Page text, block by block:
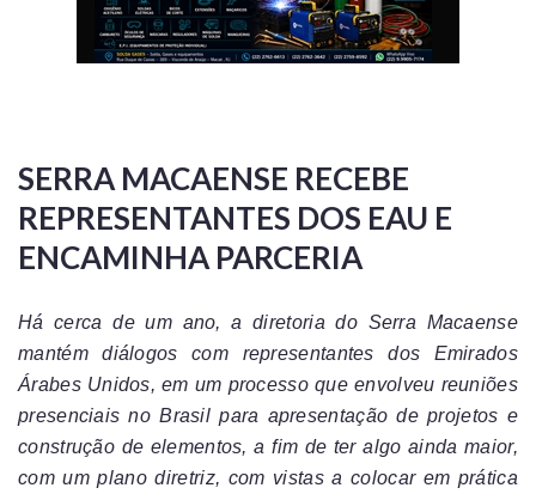
SERRA MACAENSE RECEBE
REPRESENTANTES DOS EAU E
ENCAMINHA PARCERIA
Há cerca de um ano, a diretoria do Serra Macaense
mantém diálogos com representantes dos Emirados
Árabes Unidos, em um processo que envolveu reuniões
presenciais no Brasil para apresentação de projetos e
construção de elementos, a fim de ter algo ainda maior,
com um plano diretriz, com vistas a colocar em prática